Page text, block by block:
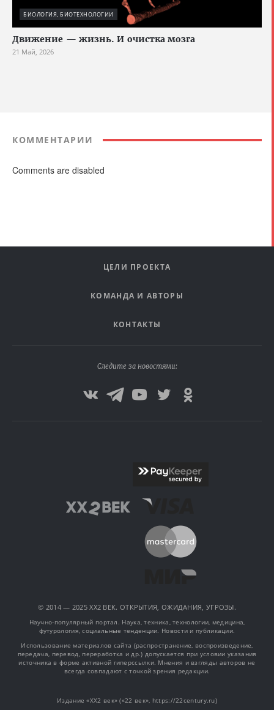
БИОЛОГИЯ, БИОТЕХНОЛОГИИ
Движение — жизнь. И очистка мозга
21 Май, 2026
КОММЕНТАРИИ
Comments are disabled
ЦЕЛИ ПРОЕКТА
КОМАНДА И АВТОРЫ
КОНТАКТЫ
Следите за новостями:
© 2014 — 2025 XX2 ВЕК. ОТКРЫТИЯ, ОЖИДАНИЯ, УГРОЗЫ.
Научно-популярный портал. Наука, техника, технологии, медицина,
футурология, социальные тенденции. Новости и публикации.
Использование материалов сайта (распространение, воспроизведение,
передача, перевод, переработка и др.) допускается при условии указания
источника в форме активной гиперссылки. Мнения и взгляды авторов не
всегда совпадают с точкой зрения редакции.
Издание «XX2 век» («22 век», https://22century.ru)